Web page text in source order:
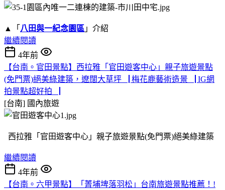
▲「 八田與一紀念園區 」介紹
繼續閱讀
4年前
【台南。官田景點】西拉雅「官田遊客中心」親子旅遊景點
(免門票)絕美綠建築，遼闊大草坪▕ 梅花鹿藝術造景▕ IG網
拍景點超好拍▕
[台南] 國內旅遊
西拉雅「官田遊客中心」親子旅遊景點(免門票)絕美綠建築
繼續閱讀
4年前
【台南。六甲景點】「菁埔埤落羽松」台南旅遊景點推薦！!